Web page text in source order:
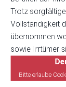
Trotz
Vollständigkeit
übernommen
sowie Irrtümer
Bitte erlaube